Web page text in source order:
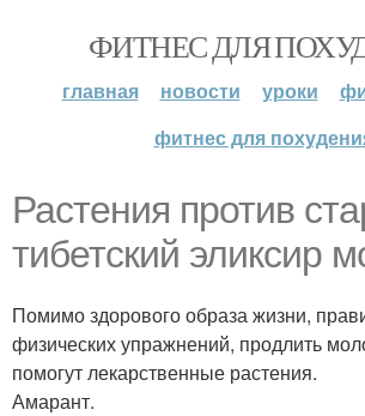
ФИТНЕС ДЛЯ
главная новости уроки
фитнес для
Растения против
тибетский эликсир
Помимо здорового образа жизни,
физических упражнений, продлить
помогут лекарственные растения.
Амарант.